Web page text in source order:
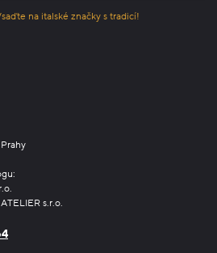
na italské značky s tradicí!
s.r.o.